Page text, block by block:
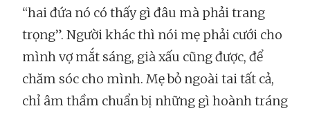
“hai đứa nó có thấy gì đâu mà phải trang
trọng”. Người khác thì nói mẹ phải cưới cho
mình vợ mắt sáng, già xấu cũng được, để
chăm sóc cho mình. Mẹ bỏ ngoài tai tất cả,
chỉ âm thầm chuẩn bị những gì hoành tráng